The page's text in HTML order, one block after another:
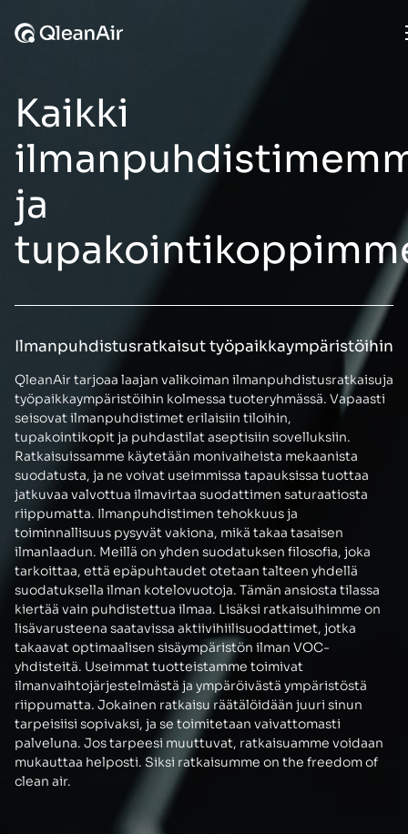
Kaikki
ja
Ilmanpuhdistusratkaisut työpaikkaympäristöihin
QleanAir tarjoaa laajan valikoiman ilmanpuhdistusratkaisuja
työpaikkaympäristöihin kolmessa tuoteryhmässä. Vapaasti
seisovat ilmanpuhdistimet erilaisiin tiloihin,
tupakointikopit ja puhdastilat aseptisiin sovelluksiin.
Ratkaisuissamme käytetään monivaiheista mekaanista
suodatusta, ja ne voivat useimmissa tapauksissa tuottaa
jatkuvaa valvottua ilmavirtaa suodattimen saturaatiosta
riippumatta. Ilmanpuhdistimen tehokkuus ja
toiminnallisuus pysyvät vakiona, mikä takaa tasaisen
ilmanlaadun. Meillä on yhden suodatuksen filosofia, joka
tarkoittaa, että epäpuhtaudet otetaan talteen yhdellä
suodatuksella ilman kotelovuotoja. Tämän ansiosta tilassa
kiertää vain puhdistettua ilmaa. Lisäksi ratkaisuihimme on
lisävarusteena saatavissa aktiivihiilisuodattimet, jotka
takaavat optimaalisen sisäympäristön ilman VOC-
yhdisteitä. Useimmat tuotteistamme toimivat
ilmanvaihtojärjestelmästä ja ympäröivästä ympäristöstä
riippumatta. Jokainen ratkaisu räätälöidään juuri sinun
tarpeisiisi sopivaksi, ja se toimitetaan vaivattomasti
palveluna. Jos tarpeesi muuttuvat, ratkaisuamme voidaan
mukauttaa helposti. Siksi ratkaisumme on the freedom of
clean air.